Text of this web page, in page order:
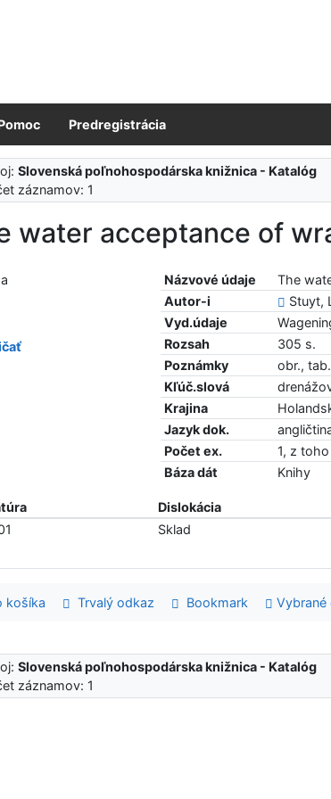
Predregistrácia
Slovenská poľnohospodárska knižnica - Katalóg
záznamov: 1
water acceptance of
Názvové údaje
The
Autor-i
Stuyt,
Vyd.údaje
Rozsah
305 s.
Poznámky
obr.,
Kľúč.slová
Krajina
Jazyk dok.
Počet ex.
1, z
Báza dát
Knihy
Dislokácia
Sklad
košíka Trvalý odkaz Bookmark Vybrané
Slovenská poľnohospodárska knižnica - Katalóg
záznamov: 1